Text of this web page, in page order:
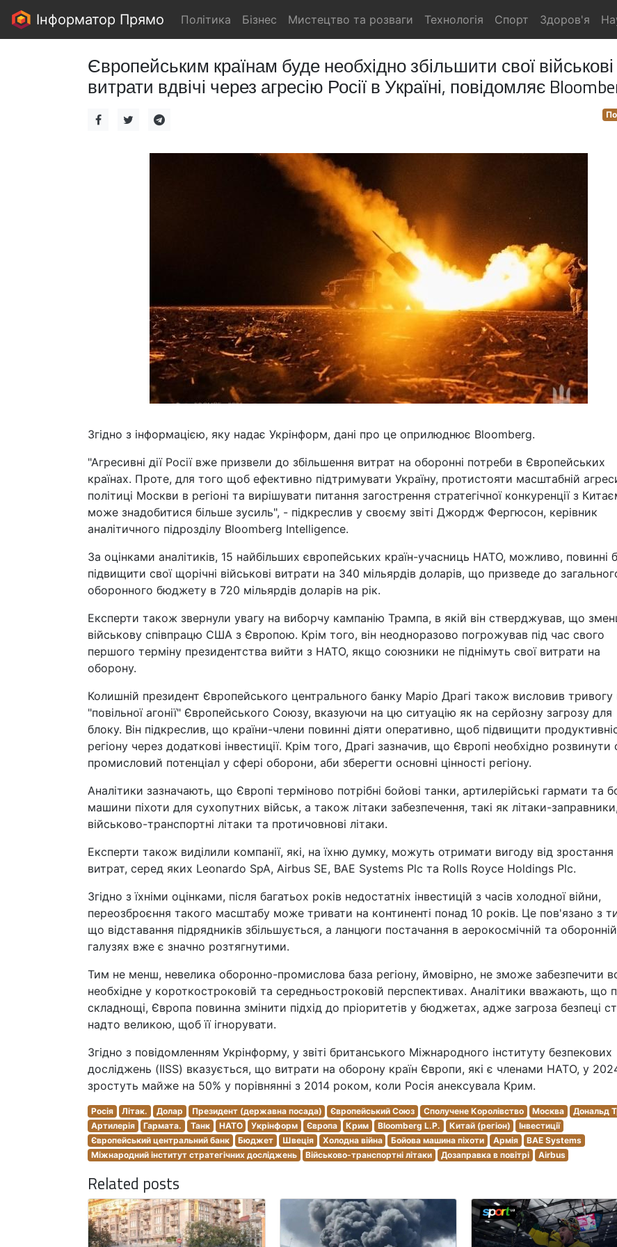
Інформатор Прямо Політика Бізнес Мистецтво та розваги Технологія Спорт Здоров'я
Європейським країнам буде необхідно збільшити свої військові
витрати вдвічі через агресію Росії в Україні, повідомляє
Згідно з інформацією, яку надає Укрінформ, дані про це оприлюднює Bloomberg.
"Агресивні дії Росії вже призвели до збільшення витрат на оборонні потреби в Європейських
країнах. Проте, для того щоб ефективно підтримувати Україну, протистояти масштабній
політиці Москви в регіоні та вирішувати питання загострення стратегічної конкуренції з
може знадобитися більше зусиль", - підкреслив у своєму звіті Джордж Фергюсон, керівник
аналітичного підрозділу Bloomberg Intelligence.
За оцінками аналітиків, 15 найбільших європейських країн-учасниць НАТО, можливо, повинні
підвищити свої щорічні військові витрати на 340 мільярдів доларів, що призведе до
оборонного бюджету в 720 мільярдів доларів на рік.
Експерти також звернули увагу на виборчу кампанію Трампа, в якій він стверджував, що
військову співпрацю США з Європою. Крім того, він неодноразово погрожував під час свого
першого терміну президентства вийти з НАТО, якщо союзники не піднімуть свої витрати на
оборону.
Колишній президент Європейського центрального банку Маріо Драгі також висловив
"повільної агонії" Європейського Союзу, вказуючи на цю ситуацію як на серйозну загрозу для
блоку. Він підкреслив, що країни-члени повинні діяти оперативно, щоб підвищити
регіону через додаткові інвестиції. Крім того, Драгі зазначив, що Європі необхідно розвинути
промисловий потенціал у сфері оборони, аби зберегти основні цінності регіону.
Аналітики зазначають, що Європі терміново потрібні бойові танки, артилерійські гармати та
машини піхоти для сухопутних військ, а також літаки забезпечення, такі як літаки-заправники,
військово-транспортні літаки та протичовнові літаки.
Експерти також виділили компанії, які, на їхню думку, можуть отримати вигоду від зростання
витрат, серед яких Leonardo SpA, Airbus SE, BAE Systems Plc та Rolls Royce Holdings Plc.
Згідно з їхніми оцінками, після багатьох років недостатніх інвестицій з часів холодної війни,
переозброєння такого масштабу може тривати на континенті понад 10 років. Це пов'язано з
що відставання підрядників збільшується, а ланцюги постачання в аерокосмічній та оборонній
галузях вже є значно розтягнутими.
Тим не менш, невелика оборонно-промислова база регіону, ймовірно, не зможе забезпечити
необхідне у короткостроковій та середньостроковій перспективах. Аналітики вважають, що
складнощі, Європа повинна змінити підхід до пріоритетів у бюджетах, адже загроза безпеці
надто великою, щоб її ігнорувати.
Згідно з повідомленням Укрінформу, у звіті британського Міжнародного інституту безпекових
досліджень (IISS) вказується, що витрати на оборону країн Європи, які є членами НАТО, у
зростуть майже на 50% у порівнянні з 2014 роком, коли Росія анексувала Крим.
Росія Літак. Долар Президент (державна посада) Європейський Союз Сполучене Королівство Москва
Дональд
Артилерія
Гармата. Танк НАТО Укрінформ Європа Крим Bloomberg L.P. Китай (регіон)
Інвестиції
Європейський центральний банк
Бюджет Швеція Холодна війна Бойова машина піхоти Армія
BAE Systems
Міжнародний інститут стратегічних досліджень
Військово-транспортні літаки Дозаправка в повітрі Airbus
Related posts